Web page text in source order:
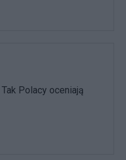
Polacy oceniają